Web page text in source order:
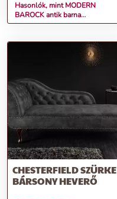
Hasonlók, mint MODERN
BAROCK antik barna
Chesterfield stílusú bárszék
CHESTERFIELD SZÜRKE
BÁRSONY HEVERŐ